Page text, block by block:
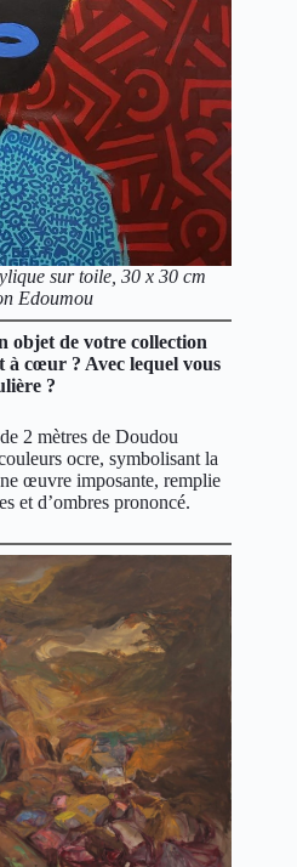
sur toile, 30 x 30 cm
Edoumou
objet de votre collection
cœur ? Avec lequel vous
?
2 mètres de Doudou
ocre, symbolisant la
œuvre imposante, remplie
et d’ombres prononcé.